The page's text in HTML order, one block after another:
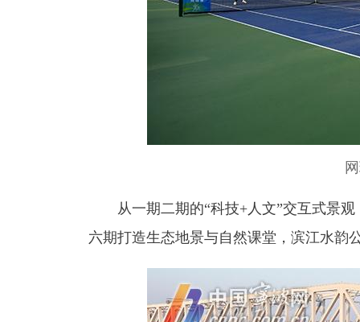
从一期二期的“科技+人文”交互式景观
六期打造生态地景与自然课堂，滨江水韵